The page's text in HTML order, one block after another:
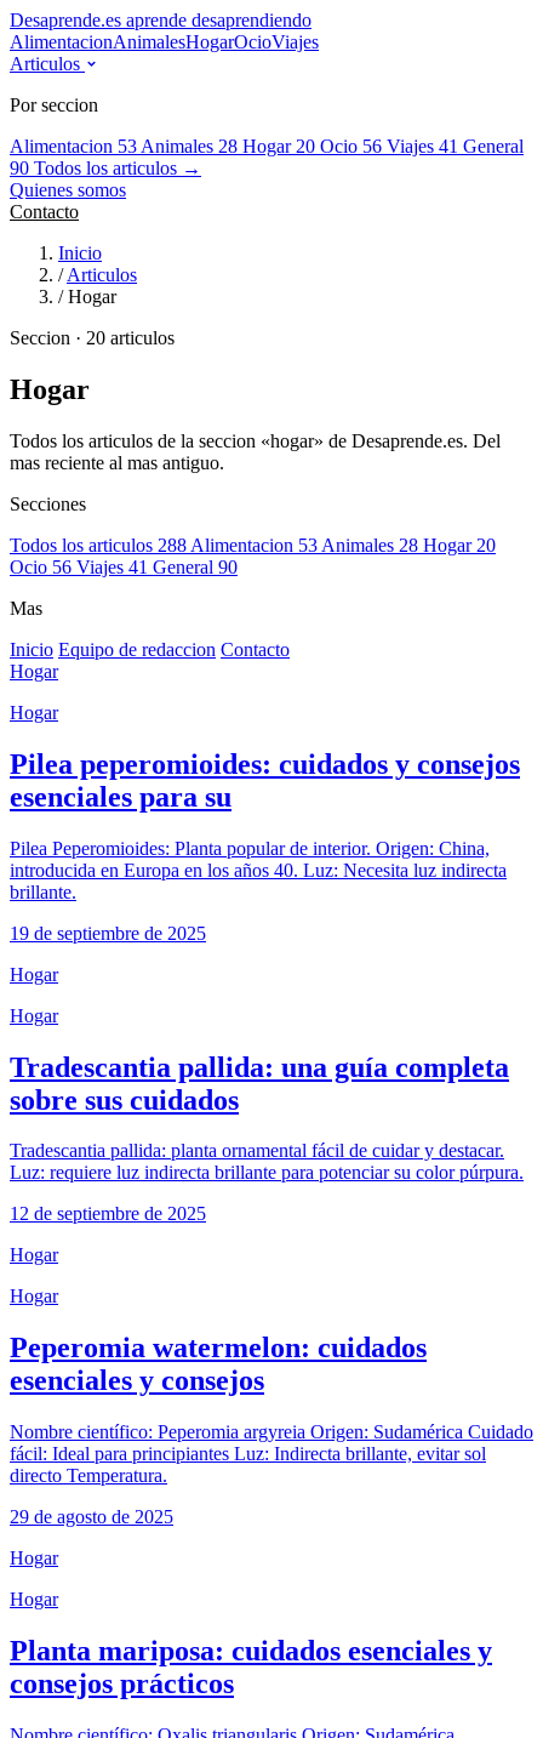
Desaprende.es aprende desaprendiendo
AlimentacionAnimalesHogarOcioViajes
Articulos
Por seccion
Alimentacion 53 Animales 28 Hogar 20 Ocio 56 Viajes 41 General
90 Todos los articulos →
Quienes somos
Contacto
Inicio
/ Articulos
/ Hogar
Seccion · 20 articulos
Hogar
Todos los articulos de la seccion «hogar» de Desaprende.es. Del
mas reciente al mas antiguo.
Secciones
Todos los articulos 288 Alimentacion 53 Animales 28 Hogar 20
Ocio 56 Viajes 41 General 90
Mas
Inicio Equipo de redaccion Contacto
Hogar
Hogar
Pilea peperomioides: cuidados y consejos
esenciales para su
Pilea Peperomioides: Planta popular de interior. Origen: China,
introducida en Europa en los años 40. Luz: Necesita luz indirecta
brillante.
19 de septiembre de 2025
Hogar
Hogar
Tradescantia pallida: una guía completa
sobre sus cuidados
Tradescantia pallida: planta ornamental fácil de cuidar y destacar.
Luz: requiere luz indirecta brillante para potenciar su color púrpura.
12 de septiembre de 2025
Hogar
Hogar
Peperomia watermelon: cuidados
esenciales y consejos
Nombre científico: Peperomia argyreia Origen: Sudamérica Cuidado
fácil: Ideal para principiantes Luz: Indirecta brillante, evitar sol
directo Temperatura.
29 de agosto de 2025
Hogar
Hogar
Planta mariposa: cuidados esenciales y
consejos prácticos